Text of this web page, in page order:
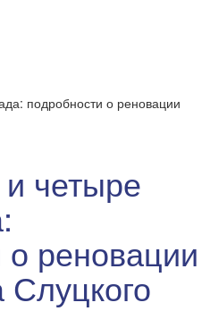
подробности о реновации
четыре
реновации